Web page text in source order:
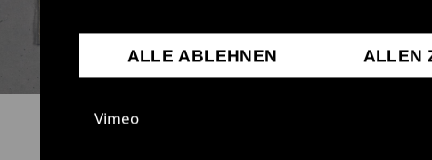
ALLE ABLEHNEN ALLEN
Vimeo